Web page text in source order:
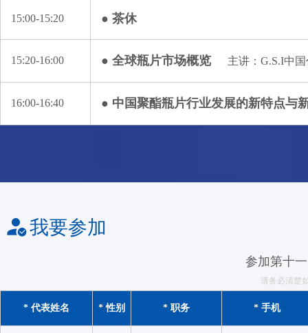
15:00-15:20 ● 茶休
15:20-16:00 ● 全球瓶片市场概览 主讲：G.S.I中
16:00-16:40 ● 中国聚酯瓶片行业发展的新特点与
我要参加
参加第十
请务必清楚
* 代表姓名 * 性别 * 职务 * 手机